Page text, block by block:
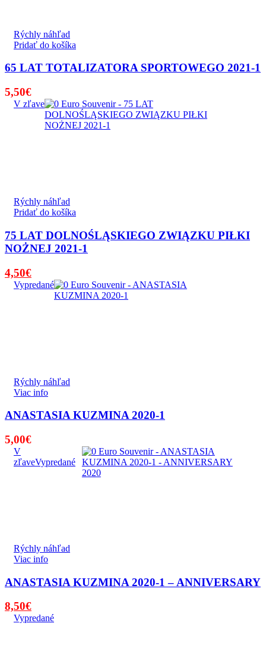
Rýchly náhľad
Pridať do košíka
65 LAT TOTALIZATORA SPORTOWEGO 2021-1
5,50€
V zľave
Rýchly náhľad
Pridať do košíka
75 LAT DOLNOŚLĄSKIEGO ZWIĄZKU PIŁKI
NOŻNEJ 2021-1
Pôvodná
cena
4,50€Aktuálna
cena
Vypredané
Rýchly náhľad
Viac info
ANASTASIA KUZMINA 2020-1
5,00€
V
zľaveVypredané
Rýchly náhľad
Viac info
ANASTASIA KUZMINA 2020-1 – ANNIVERSARY
Pôvodná
cena
8,50€Aktuálna
cena
Vypredané